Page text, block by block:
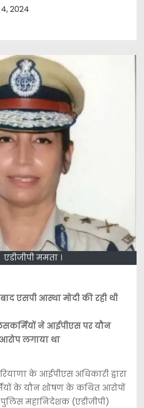
2024
एडीजीपी ममता ।
एसपी आस्था मोदी की रही थी
ने आईपीएस पर यौन
लगाया था
के आईपीएस अधिकारी द्वारा
के यौन शोषण के कथित आरोपों
महानिदेशक (एडीजीपी)